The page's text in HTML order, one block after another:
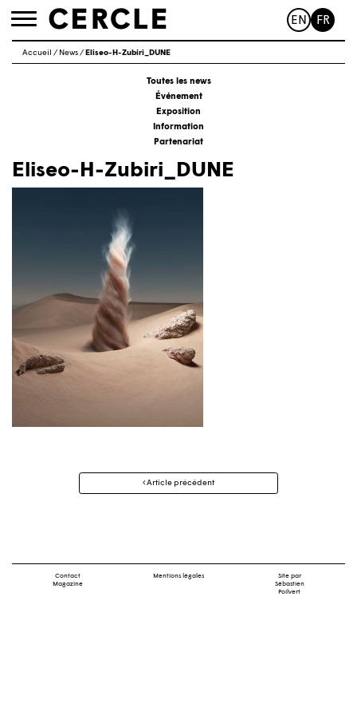
Toggle
EN FR
Accueil / News/ Eliseo-H-Zubiri_DUNE
Toutes les news
Événement
Exposition
Information
Partenariat
Eliseo-H-Zubiri_DUNE
Navigation
Article précédent
Contact
Magazine
Mentions légales
Site par
Sébastien
Poilvert